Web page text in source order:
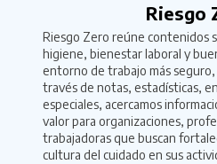
Riesgo
Riesgo Zero reúne contenidos
higiene, bienestar laboral y
entorno de trabajo más
través de notas, estadísticas,
especiales, acercamos
valor para organizaciones,
trabajadoras que buscan
cultura del cuidado en sus